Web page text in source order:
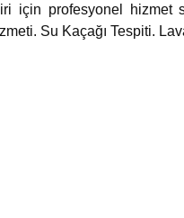
için profesyonel hizmet
Su Kaçağı Tespiti.